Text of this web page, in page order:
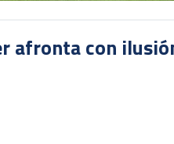
afronta con